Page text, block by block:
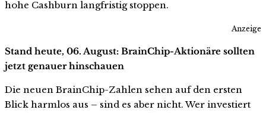
hohe Cashburn langfristig stoppen.
Anzeige
Stand heute, 06. August: BrainChip-Aktionäre sollten
jetzt genauer hinschauen
Die neuen BrainChip-Zahlen sehen auf den ersten
Blick harmlos aus – sind es aber nicht. Wer investiert